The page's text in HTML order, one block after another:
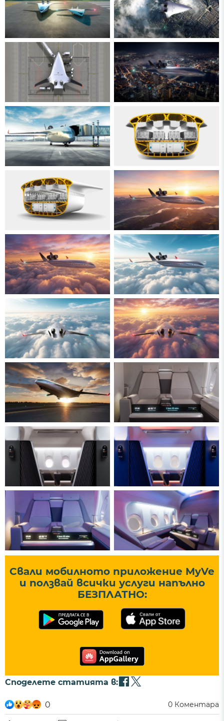
Свали мобилното приложение MyVe
и ползвай всички услуги напълно
БЕЗПЛАТНО:
Споделете статията в:
0 0 Коментара